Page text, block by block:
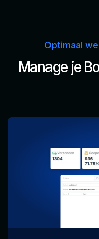
Optimaal
Manage je